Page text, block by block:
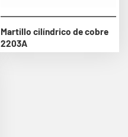
Martillo cilíndrico de cobre
2203A